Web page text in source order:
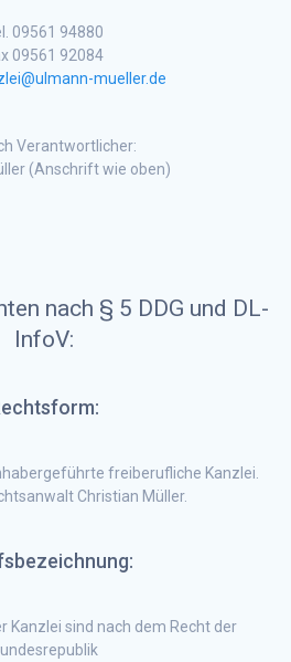
09561 94880
09561 92084
mueller.de
Verantwortlicher:
(Anschrift wie oben)
nach § 5 DDG und DL-
InfoV:
freiberufliche Kanzlei.
Christian Müller.
Kanzlei sind nach dem Recht der